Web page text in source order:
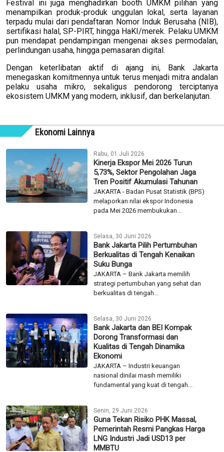
Festival ini juga menghadirkan booth UMKM pilihan yang
menampilkan produk-produk unggulan lokal, serta layanan
terpadu mulai dari pendaftaran Nomor Induk Berusaha (NIB),
sertifikasi halal, SP-PIRT, hingga HaKI/merek. Pelaku UMKM
pun mendapat pendampingan mengenai akses permodalan,
perlindungan usaha, hingga pemasaran digital.
Dengan keterlibatan aktif di ajang ini, Bank Jakarta
menegaskan komitmennya untuk terus menjadi mitra andalan
pelaku usaha mikro, sekaligus pendorong terciptanya
ekosistem UMKM yang modern, inklusif, dan berkelanjutan.
Ekonomi Lainnya
Rabu, 01 Juli 2026
Kinerja Ekspor Mei 2026 Turun
5,73%, Sektor Pengolahan Jaga
Tren Positif Akumulasi Tahunan
JAKARTA - Badan Pusat Statistik (BPS)
melaporkan nilai ekspor Indonesia
pada Mei 2026 membukukan...
Selasa, 30 Juni 2026
Bank Jakarta Pilih Pertumbuhan
Berkualitas di Tengah Kenaikan
Suku Bunga
JAKARTA – Bank Jakarta memilih
strategi pertumbuhan yang sehat dan
berkualitas di tengah...
Selasa, 30 Juni 2026
Bank Jakarta dan BEI Kompak
Dorong Transformasi dan
Kualitas di Tengah Dinamika
Ekonomi
JAKARTA – Industri keuangan
nasional dinilai masih memiliki
fundamental yang kuat di tengah...
Senin, 29 Juni 2026
Guna Tekan Risiko PHK Massal,
Pemerintah Resmi Pangkas Harga
LNG Industri Jadi USD13 per
MMBTU